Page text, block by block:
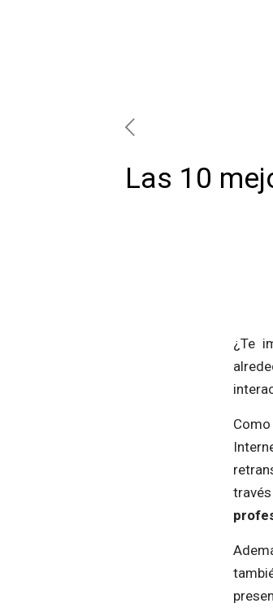
Las 10
¿Te